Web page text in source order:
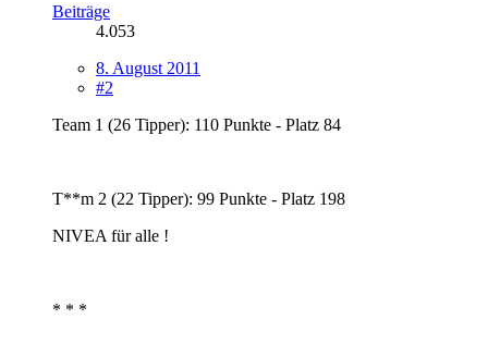
Beiträge
4.053
8. August 2011
#2
Team 1 (26 Tipper): 110 Punkte - Platz 84
T**m 2 (22 Tipper): 99 Punkte - Platz 198
NIVEA für alle !
* * *